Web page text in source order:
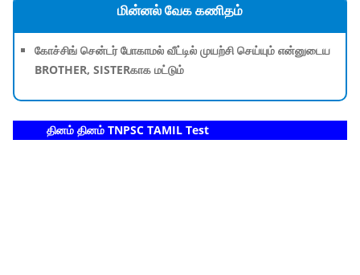
மின்னல் வேக கணிதம்
கோச்சிங் சென்டர் போகாமல் வீட்டில் முயற்சி செய்யும் என்னுடைய
BROTHER, SISTERகாக மட்டும்
தினம் தினம் TNPSC TAMIL Test